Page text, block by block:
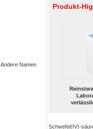
Andere Namen
Produkt-
Schwefel(IV)-